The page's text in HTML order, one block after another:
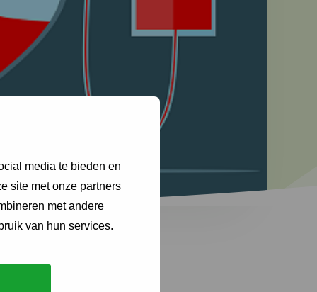
media te bieden en
site met onze partners
met andere
van hun services.